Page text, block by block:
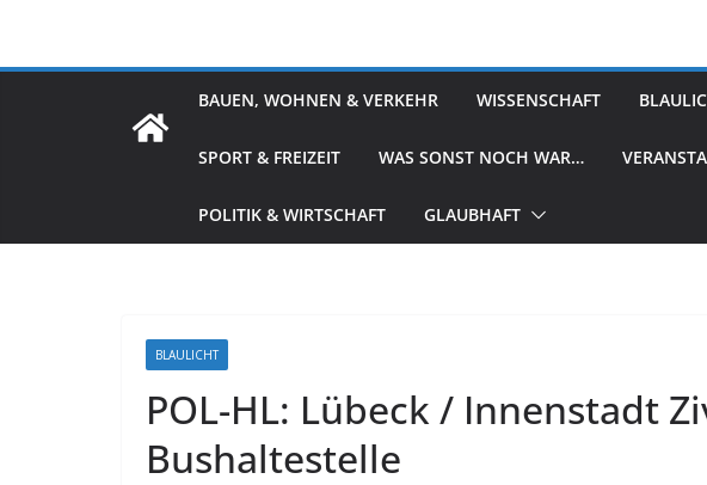
BAUEN, WOHNEN & VERKEHR WISSENSCHAFT
SPORT & FREIZEIT WAS SONST NOCH WAR…
POLITIK & WIRTSCHAFT GLAUBHAFT
BLAULICHT
POL-HL: Lübeck / Innenstadt
Bushaltestelle